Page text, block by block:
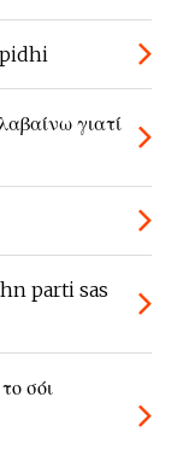
γιατί
parti sas
σόι